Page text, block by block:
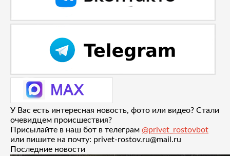
У Вас есть интересная новость, фото или видео? Стали
очевидцем происшествия?
Присылайте в наш бот в телеграм @privet_rostovbot
или пишите на почту: privet-rostov.ru@mail.ru
Последние новости